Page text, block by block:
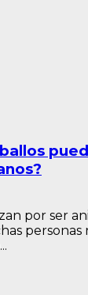
por ser
personas